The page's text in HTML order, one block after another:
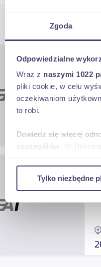
Zgoda
Odpowiedzialne
Wraz z naszymi 1022
pliki cookie, w celu
oczekiwaniom
to robi.
Dowiedz się więcej
szczegółów . W
ruch w naszej
uzyskanymi podczas
Tylko niezbędne